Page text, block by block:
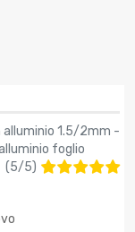
alluminio 1.5/2mm -
foglio
(5/5)